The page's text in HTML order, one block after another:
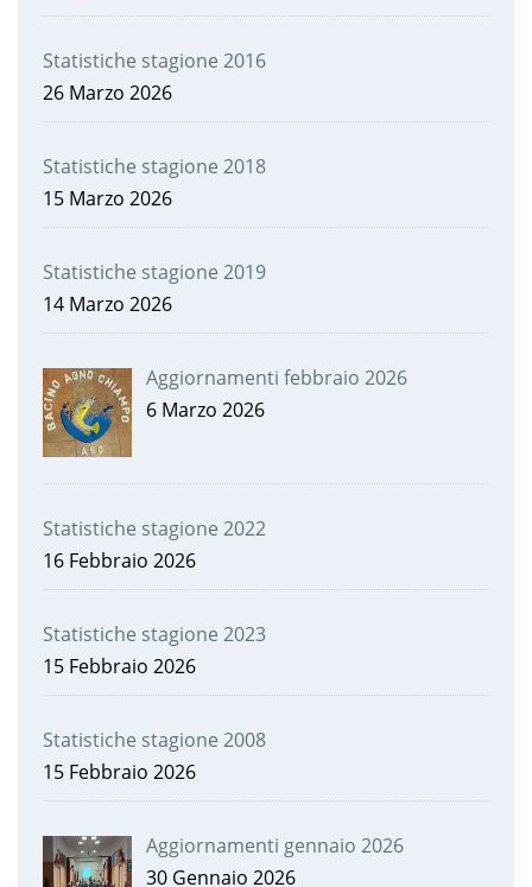
Statistiche stagione 2016
26 Marzo 2026
Statistiche stagione 2018
15 Marzo 2026
Statistiche stagione 2019
14 Marzo 2026
Aggiornamenti febbraio 2026
6 Marzo 2026
Statistiche stagione 2022
16 Febbraio 2026
Statistiche stagione 2023
15 Febbraio 2026
Statistiche stagione 2008
15 Febbraio 2026
Aggiornamenti gennaio 2026
30 Gennaio 2026